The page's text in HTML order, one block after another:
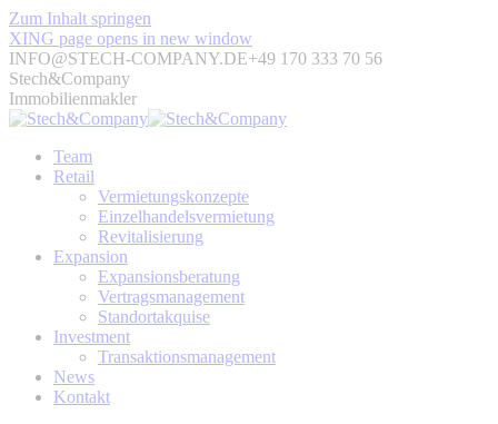
Zum Inhalt springen
XING page opens in new window
INFO@STECH-COMPANY.DE+49 170 333 70 56
Stech&Company
Immobilienmakler
Team
Retail
Vermietungskonzepte
Einzelhandelsvermietung
Revitalisierung
Expansion
Expansionsberatung
Vertragsmanagement
Standortakquise
Investment
Transaktionsmanagement
News
Kontakt